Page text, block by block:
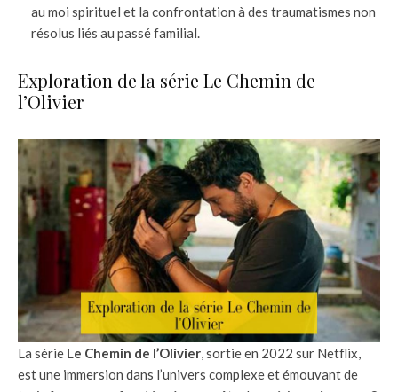
au moi spirituel et la confrontation à des traumatismes non
résolus liés au passé familial.
Exploration de la série Le Chemin de
l’Olivier
La série Le Chemin de l’Olivier, sortie en 2022 sur Netflix,
est une immersion dans l’univers complexe et émouvant de